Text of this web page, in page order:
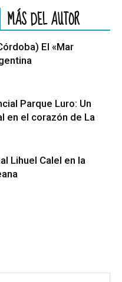
MÁS DEL AUTOR
El «Mar
Parque Luro: Un
en el corazón de La
Lihuel Calel en la